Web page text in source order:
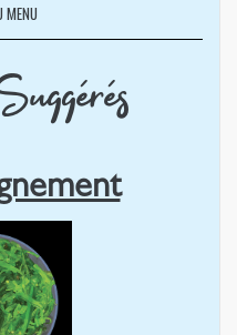
MENU